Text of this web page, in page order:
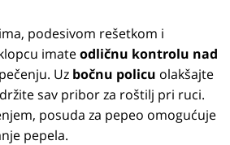
podesivom rešetkom i
imateodličnu kontrolu nad
Uz bočnu policu olakšajte
sav pribor za roštilj pri ruci.
posuda za pepeo omogućuje
pepela.